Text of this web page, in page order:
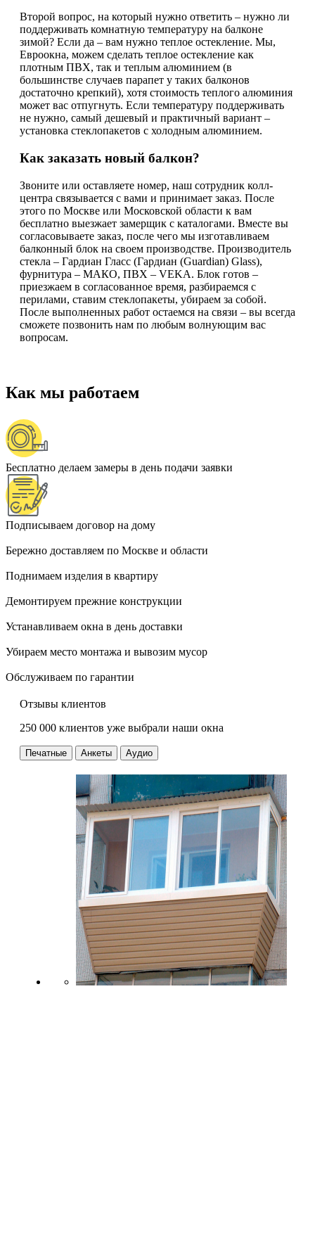
Второй вопрос, на который нужно ответить – нужно ли
поддерживать комнатную температуру на балконе
зимой? Если да – вам нужно теплое остекление. Мы,
Евроокна, можем сделать теплое остекление как
плотным ПВХ, так и теплым алюминием (в
большинстве случаев парапет у таких балконов
достаточно крепкий), хотя стоимость теплого алюминия
может вас отпугнуть. Если температуру поддерживать
не нужно, самый дешевый и практичный вариант –
установка стеклопакетов с холодным алюминием.
Как заказать новый балкон?
Звоните или оставляете номер, наш сотрудник колл-
центра связывается с вами и принимает заказ. После
этого по Москве или Московской области к вам
бесплатно выезжает замерщик с каталогами. Вместе вы
согласовываете заказ, после чего мы изготавливаем
балконный блок на своем производстве. Производитель
стекла – Гардиан Гласс (Гардиан (Guardian) Glass),
фурнитура – МАКО, ПВХ – VEKA. Блок готов –
приезжаем в согласованное время, разбираемся с
перилами, ставим стеклопакеты, убираем за собой.
После выполненных работ остаемся на связи – вы всегда
сможете позвонить нам по любым волнующим вас
вопросам.
Как мы работаем
Бесплатно делаем замеры в день подачи заявки
Подписываем договор на дому
Бережно доставляем по Москве и области
Поднимаем изделия в квартиру
Демонтируем прежние конструкции
Устанавливаем окна в день доставки
Убираем место монтажа и вывозим мусор
Обслуживаем по гарантии
Отзывы клиентов
250 000 клиентов уже выбрали наши окна
Печатные Анкеты Аудио